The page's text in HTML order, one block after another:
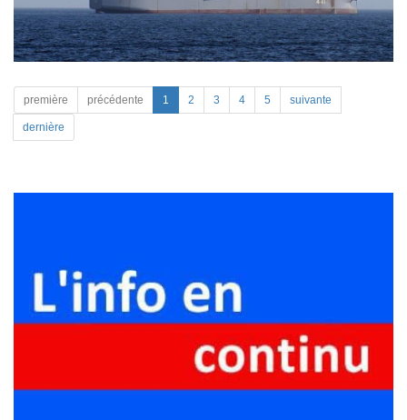
première précédente 1 2 3 4 5 suivante
dernière